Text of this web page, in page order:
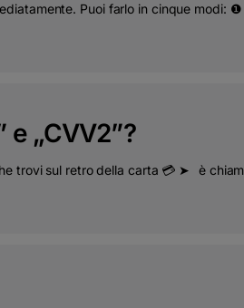
Puoi farlo in cinque modi:
e „CVV2”?
trovi sul retro della carta 💳 ➤⠀è